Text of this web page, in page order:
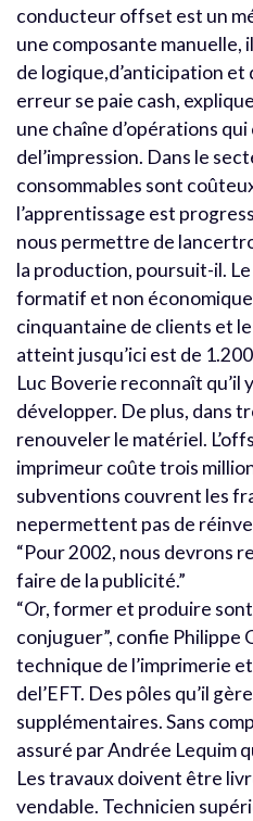
conducteur offset est un
une composante manuelle,
de logique,d’anticipation
erreur se paie cash,
une chaîne d’opérations
del’impression. Dans le
consommables sont
l’apprentissage est
nous permettre de
la production, poursuit-il.
formatif et non
cinquantaine de clients et
atteint jusqu’ici est de
Luc Boverie reconnaît qu’il
développer. De plus, dans
renouveler le matériel.
imprimeur coûte trois
subventions couvrent les
nepermettent pas de
“Pour 2002, nous devrons
faire de la publicité.”
“Or, former et produire
conjuguer”, confie Philippe
technique de l’imprimerie
del’EFT. Des pôles qu’il
supplémentaires. Sans
assuré par Andrée Lequim
Les travaux doivent être
vendable. Technicien